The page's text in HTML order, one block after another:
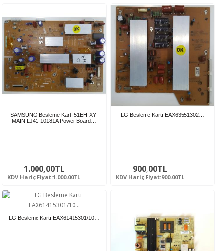
SAMSUNG Besleme Kartı 51EH-XY-
MAIN LJ41-10181A Power Board…
1.000,00TL
KDV Hariç Fiyat:1.000,00TL
LG Besleme Kartı EAX63551302…
900,00TL
KDV Hariç Fiyat:900,00TL
LG Besleme Kartı EAX61415301/10…